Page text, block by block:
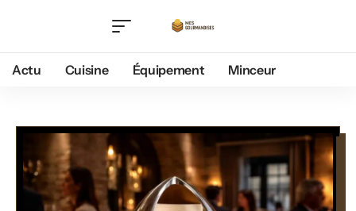
Actu Cuisine Équipement Minceur